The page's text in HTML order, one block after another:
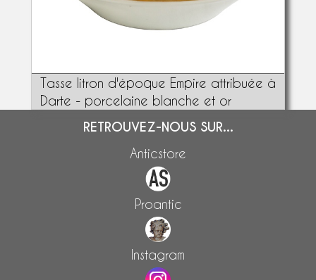
Tasse litron d'époque Empire attribuée à
Darte - porcelaine blanche et or
RETROUVEZ-NOUS SUR...
Anticstore
Proantic
Instagram